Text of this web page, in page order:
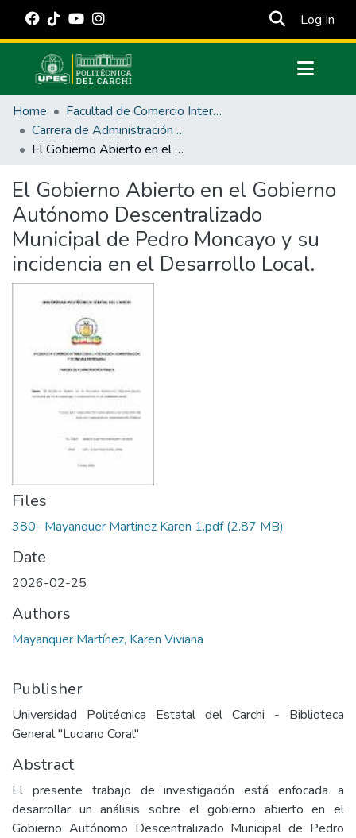
Log In
Communities & Collections
All of DSpace
Statistics
Estadísticas Externas
Manuales
Home
Facultad de Comercio Internacional, Integración, Administración y Economía Empresarial
Carrera de Administración Pública
El Gobierno Abierto en el Gobierno Autónomo Descentralizado Municipal de Pedro Moncayo y su incidencia en el Desarrollo Local.
El Gobierno Abierto en el Gobierno
Autónomo Descentralizado
Municipal de Pedro Moncayo y su
incidencia en el Desarrollo Local.
Files
380- Mayanquer Martinez Karen 1.pdf(2.87 MB)
Date
2026-02-25
Authors
Mayanquer Martínez, Karen Viviana
Publisher
Universidad Politécnica Estatal del Carchi - Biblioteca
General "Luciano Coral"
Abstract
El presente trabajo de investigación está enfocada a
desarrollar un análisis sobre el gobierno abierto en el
Gobierno Autónomo Descentralizado Municipal de Pedro